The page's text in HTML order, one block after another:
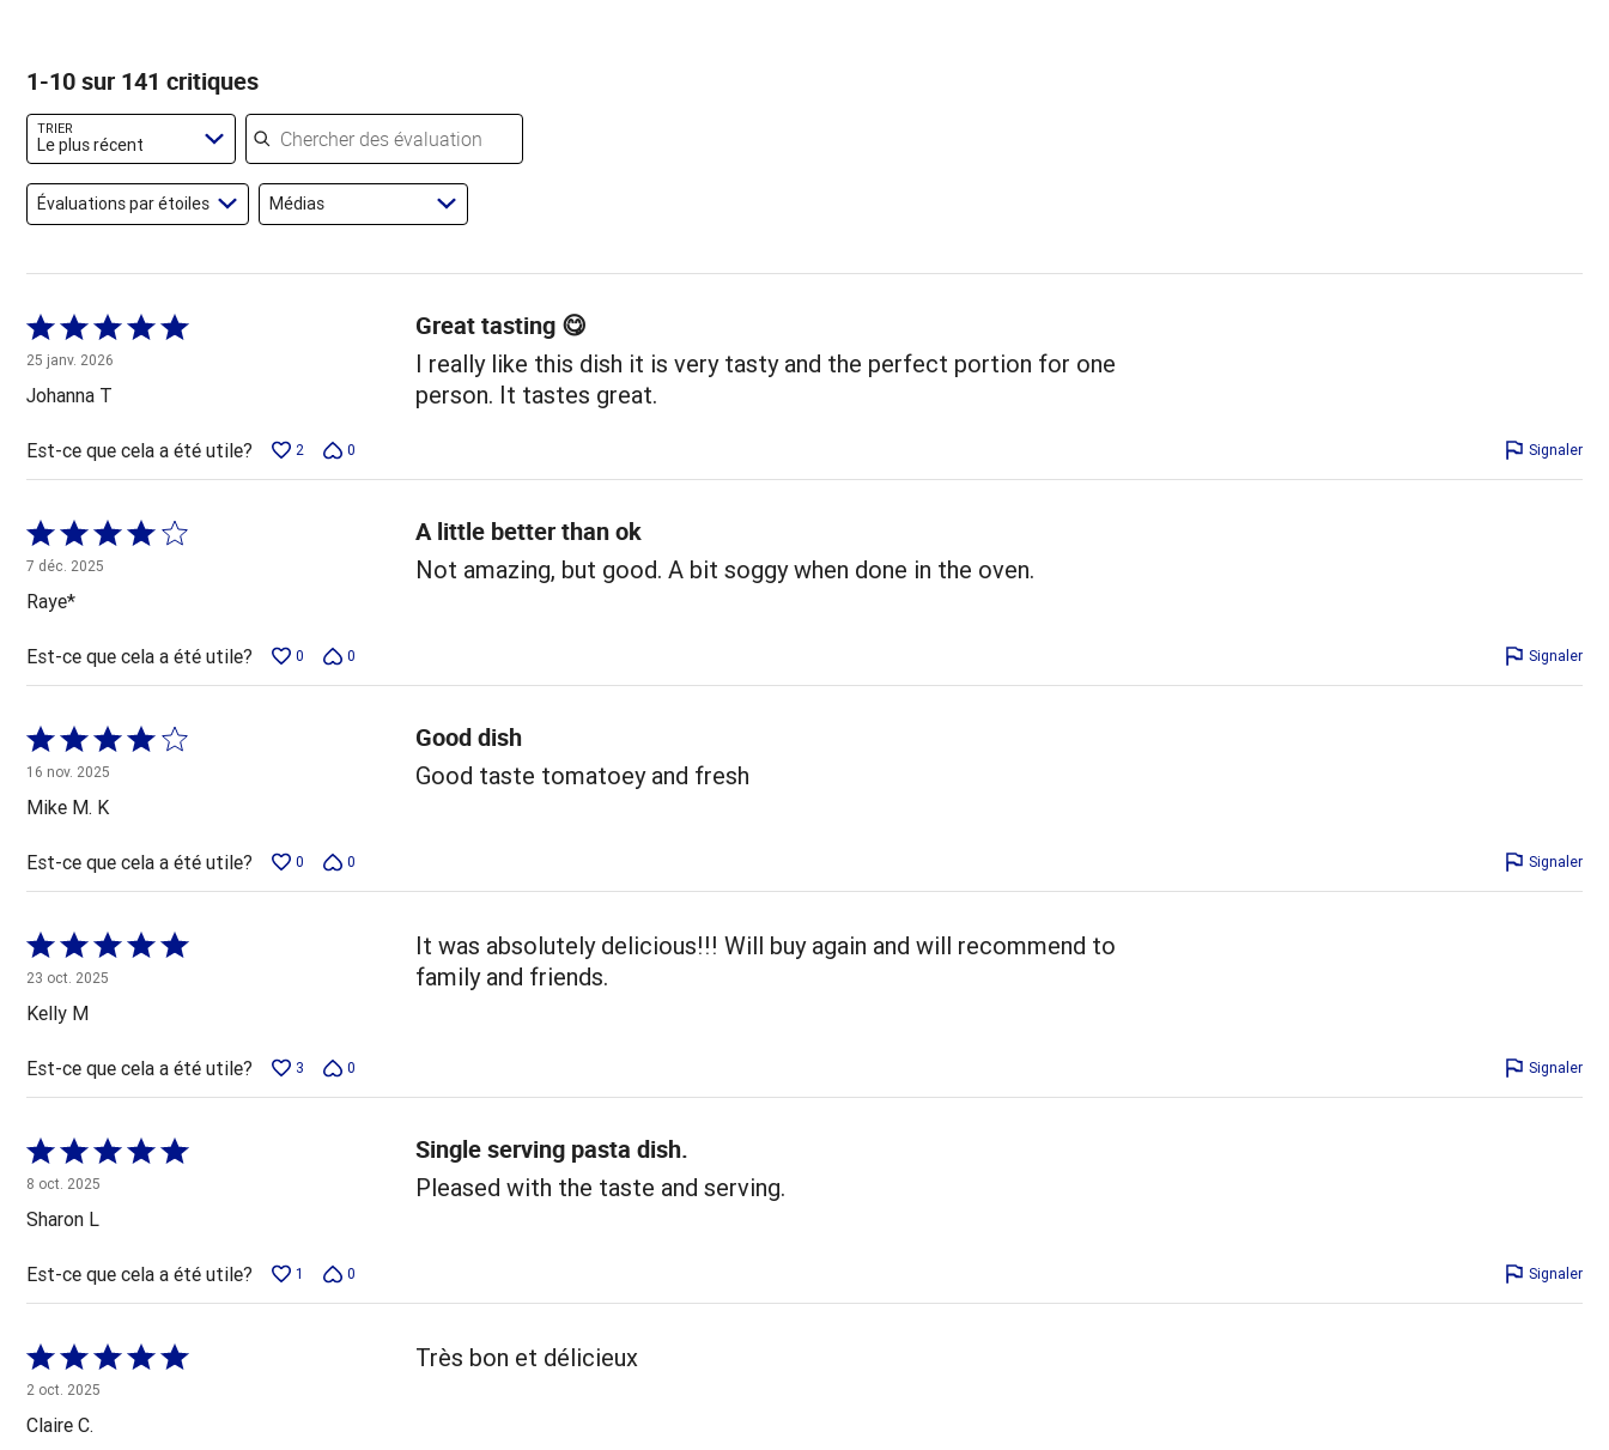
évaluateurs
1-10 sur 141 critiques
TRIER
Le plus récent
Chercher des évaluations
Évaluations par étoiles Médias
Coté
5 sur
5
25 janv. 2026
Johanna T
Great tasting 😋
I really like this dish it is very tasty and the perfect portion for one
person. It tastes great.
Est-ce que cela a été utile? 2 0 Signaler
Coté
4 sur
5
7 déc. 2025
Raye*
A little better than ok
Not amazing, but good. A bit soggy when done in the oven.
Est-ce que cela a été utile? 0 0 Signaler
Coté
4 sur
5
16 nov. 2025
Mike M. K
Good dish
Good taste tomatoey and fresh
Est-ce que cela a été utile? 0 0 Signaler
Coté
5 sur
5
23 oct. 2025
Kelly M
It was absolutely delicious!!! Will buy again and will recommend to
family and friends.
Est-ce que cela a été utile? 3 0 Signaler
Coté
5 sur
5
8 oct. 2025
Sharon L
Single serving pasta dish.
Pleased with the taste and serving.
Est-ce que cela a été utile? 1 0 Signaler
Coté
5 sur
5
2 oct. 2025
Claire C.
Très bon et délicieux